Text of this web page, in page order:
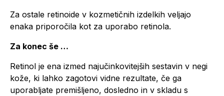
Za ostale retinoide v kozmetičnih izdelkih veljajo
enaka priporočila kot za uporabo retinola.
Za konec še …
Retinol je ena izmed najučinkovitejših sestavin v negi
kože, ki lahko zagotovi vidne rezultate, če ga
uporabljate premišljeno, dosledno in v skladu s